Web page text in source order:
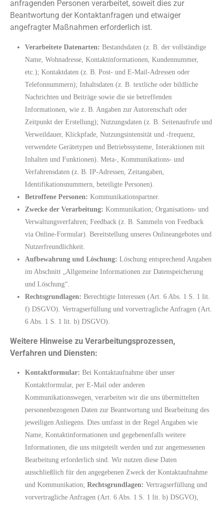
anfragenden Personen verarbeitet, soweit dies zur
Beantwortung der Kontaktanfragen und etwaiger
angefragter Maßnahmen erforderlich ist.
Verarbeitete Datenarten: Bestandsdaten (z. B. der vollständige
Name, Wohnadresse, Kontaktinformationen, Kundennummer,
etc.); Kontaktdaten (z. B. Post- und E-Mail-Adressen oder
Telefonnummern); Inhaltsdaten (z. B. textliche oder bildliche
Nachrichten und Beiträge sowie die sie betreffenden
Informationen, wie z. B. Angaben zur Autorenschaft oder
Zeitpunkt der Erstellung); Nutzungsdaten (z. B. Seitenaufrufe und
Verweildauer, Klickpfade, Nutzungsintensität und -frequenz,
verwendete Gerätetypen und Betriebssysteme, Interaktionen mit
Inhalten und Funktionen). Meta-, Kommunikations- und
Verfahrensdaten (z. B. IP-Adressen, Zeitangaben,
Identifikationsnummern, beteiligte Personen).
Betroffene Personen: Kommunikationspartner.
Zwecke der Verarbeitung: Kommunikation; Organisations- und
Verwaltungsverfahren; Feedback (z. B. Sammeln von Feedback
via Online-Formular). Bereitstellung unseres Onlineangebotes und
Nutzerfreundlichkeit.
Aufbewahrung und Löschung: Löschung entsprechend Angaben
im Abschnitt „Allgemeine Informationen zur Datenspeicherung
und Löschung“.
Rechtsgrundlagen: Berechtigte Interessen (Art. 6 Abs. 1 S. 1 lit.
f) DSGVO). Vertragserfüllung und vorvertragliche Anfragen (Art.
6 Abs. 1 S. 1 lit. b) DSGVO).
Weitere Hinweise zu Verarbeitungsprozessen,
Verfahren und Diensten:
Kontaktformular: Bei Kontaktaufnahme über unser
Kontaktformular, per E-Mail oder anderen
Kommunikationswegen, verarbeiten wir die uns übermittelten
personenbezogenen Daten zur Beantwortung und Bearbeitung des
jeweiligen Anliegens. Dies umfasst in der Regel Angaben wie
Name, Kontaktinformationen und gegebenenfalls weitere
Informationen, die uns mitgeteilt werden und zur angemessenen
Bearbeitung erforderlich sind. Wir nutzen diese Daten
ausschließlich für den angegebenen Zweck der Kontaktaufnahme
und Kommunikation; Rechtsgrundlagen: Vertragserfüllung und
vorvertragliche Anfragen (Art. 6 Abs. 1 S. 1 lit. b) DSGVO),